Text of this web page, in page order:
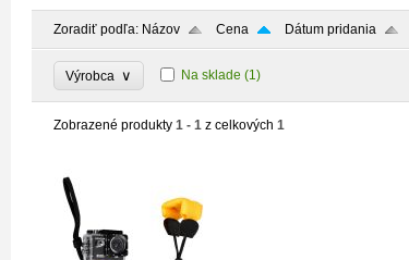
Zoradiť podľa: Názov Cena Dátum pridania
Výrobca ∨ Na sklade (1)
Zobrazené produkty 1 - 1 z celkových 1